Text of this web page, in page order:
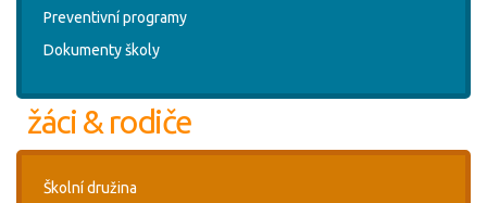
Preventivní programy
Dokumenty školy
žáci & rodiče
Školní družina